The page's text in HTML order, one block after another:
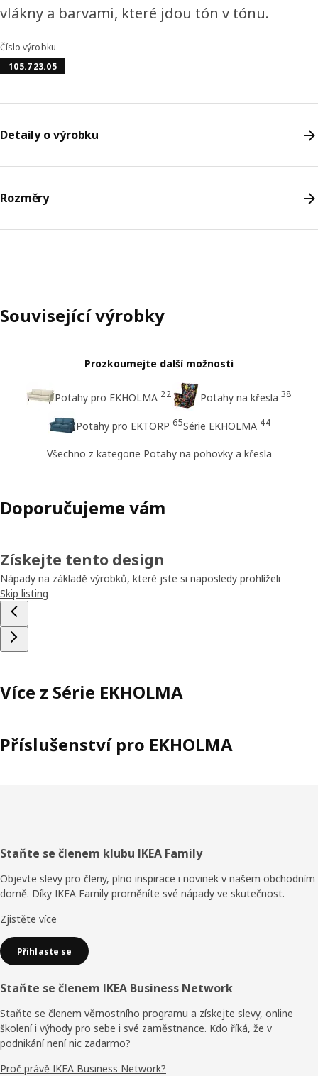
vlákny a barvami, které jdou tón v tónu.
Číslo výrobku
105.723.05
Detaily o výrobku
Rozměry
Související výrobky
Prozkoumejte další možnosti
Potahy pro EKHOLMA 22 Potahy na křesla 38
Potahy pro EKTORP 65Série EKHOLMA 44
Všechno z kategorie Potahy na pohovky a křesla
Doporučujeme vám
Získejte tento design
Nápady na základě výrobků, které jste si naposledy prohlíželi
Skip listing
Více z Série EKHOLMA
Příslušenství pro EKHOLMA
Zápatí
Staňte se členem klubu IKEA Family
Objevte slevy pro členy, plno inspirace i novinek v našem obchodním
domě. Díky IKEA Family proměníte své nápady ve skutečnost.
Zjistěte více
Přihlaste se
Staňte se členem IKEA Business Network
Staňte se členem věrnostního programu a získejte slevy, online
školení i výhody pro sebe i své zaměstnance. Kdo říká, že v
podnikání není nic zadarmo?
Proč právě IKEA Business Network?